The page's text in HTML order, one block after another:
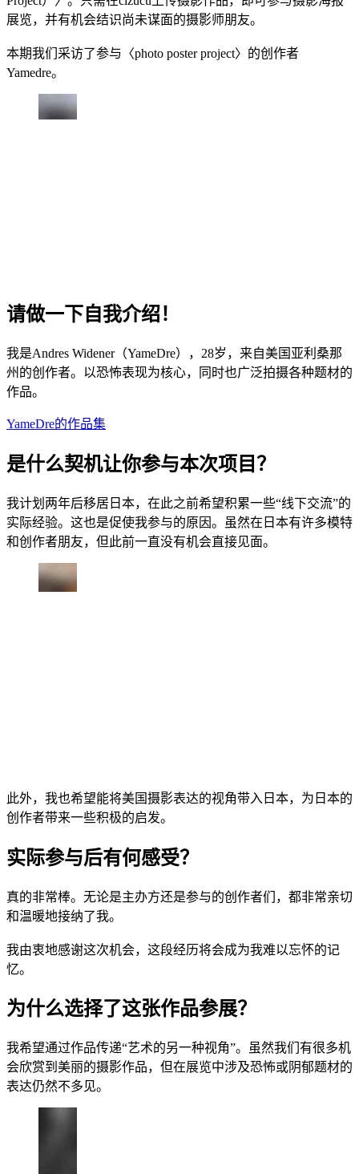
展览，并有机会结识尚未谋面的摄影师朋友。
本期我们采访了参与〈photo poster project〉的创作者
Yamedre。
请做一下自我介绍！
我是Andres Widener（YameDre），28岁，来自美国亚利桑那
州的创作者。以恐怖表现为核心，同时也广泛拍摄各种题材的
作品。
YameDre的作品集
是什么契机让你参与本次项目？
我计划两年后移居日本，在此之前希望积累一些“线下交流”的
实际经验。这也是促使我参与的原因。虽然在日本有许多模特
和创作者朋友，但此前一直没有机会直接见面。
此外，我也希望能将美国摄影表达的视角带入日本，为日本的
创作者带来一些积极的启发。
实际参与后有何感受？
真的非常棒。无论是主办方还是参与的创作者们，都非常亲切
和温暖地接纳了我。
我由衷地感谢这次机会，这段经历将会成为我难以忘怀的记
忆。
为什么选择了这张作品参展？
我希望通过作品传递“艺术的另一种视角”。虽然我们有很多机
会欣赏到美丽的摄影作品，但在展览中涉及恐怖或阴郁题材的
表达仍然不多见。